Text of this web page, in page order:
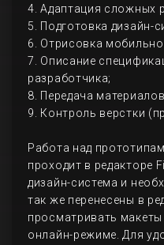
4. Адаптация сложных
5. Подготовка дизайн-
6. Отрисовка
7. Описание
разработчика;
8. Передача
9. Контроль верстки
Работа над
проходит в редакторе
дизайн-система и
так же перенесены в
просматривать
онлайн-режиме. Для